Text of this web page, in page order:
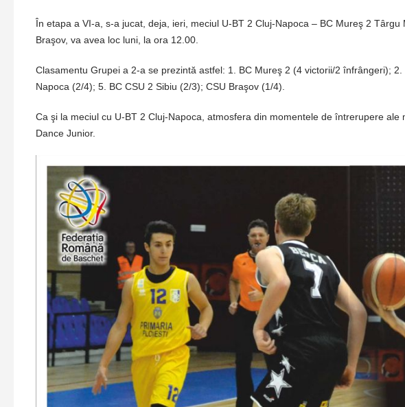
În etapa a VI-a, s-a jucat, deja, ieri, meciul U-BT 2 Cluj-Napoca – BC Mureş 2
Braşov, va avea loc luni, la ora 12.00.
Clasamentu Grupei a 2-a se prezintă astfel: 1. BC Mureş 2 (4 victorii/2 înfrângeri);
Napoca (2/4); 5. BC CSU 2 Sibiu (2/3); CSU Braşov (1/4).
Ca şi la meciul cu U-BT 2 Cluj-Napoca, atmosfera din momentele de întrerupere
Dance Junior.